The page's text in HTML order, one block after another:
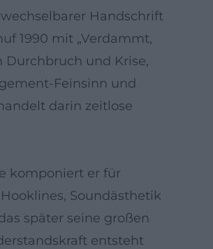
Handschrift
1990 mit „Verdammt,
Durchbruch und Krise,
Feinsinn und
darin zeitlose
komponiert er für
Soundästhetik
später seine großen
entsteht